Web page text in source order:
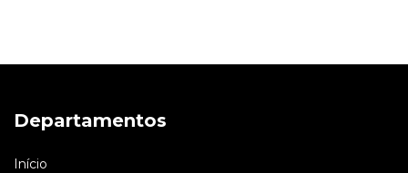
Departamentos
Início